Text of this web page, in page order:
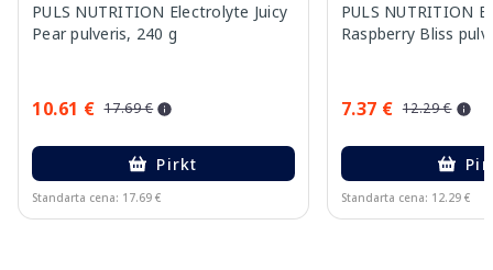
PULS NUTRITION Electrolyte Juicy
Pear pulveris, 240 g
10.61 € 17.69 €
Pirkt
Standarta cena: 17.69 €
PULS NUTRITION
Raspberry Bliss
7.37 € 12.29 €
Standarta cena: 12.29 €